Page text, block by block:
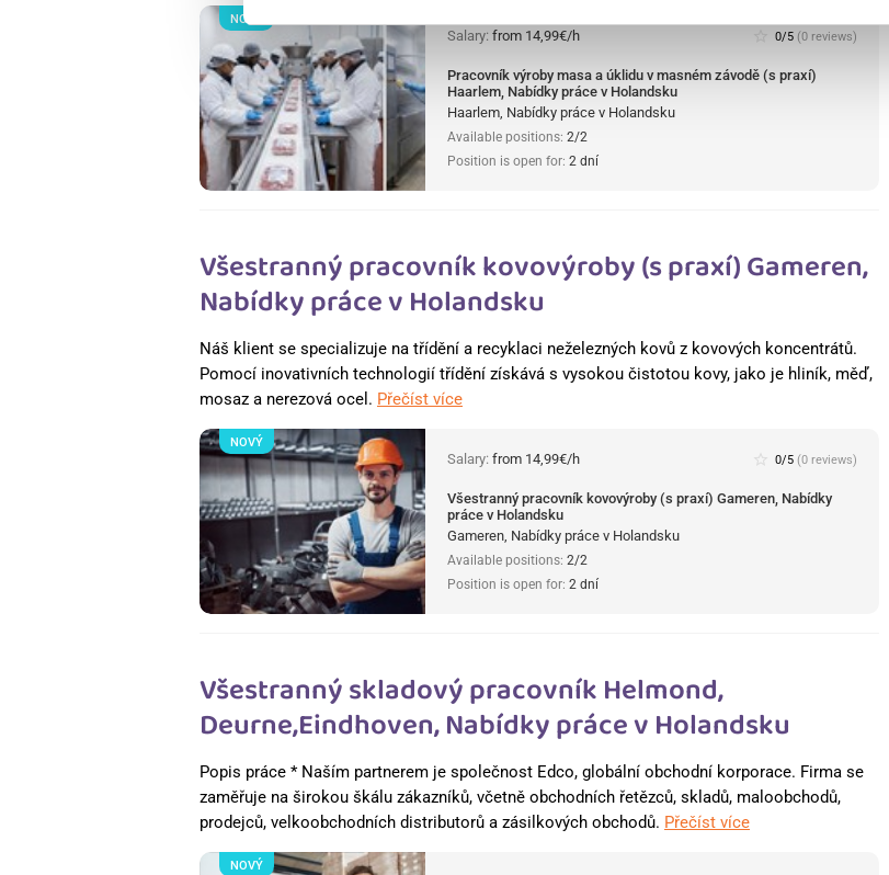
Salary: from 14,99€/h 0/5 (0 reviews)
Pracovník výroby masa a úklidu v masném závodě (s praxí)
Haarlem, Nabídky práce v Holandsku
Haarlem, Nabídky práce v Holandsku
Available positions: 2/2
Position is open for: 2 dní
NOVÝ
Všestranný pracovník kovovýroby (s praxí) Gameren,
Nabídky práce v Holandsku
Náš klient se specializuje na třídění a recyklaci neželezných kovů z kovových koncentrátů.
Pomocí inovativních technologií třídění získává s vysokou čistotou kovy, jako je hliník, měď,
mosaz a nerezová ocel. Přečíst více
Salary: from 14,99€/h star_border 0/5 (0 reviews)
Všestranný pracovník kovovýroby (s praxí) Gameren, Nabídky
práce v Holandsku
Gameren, Nabídky práce v Holandsku
Available positions: 2/2
Position is open for: 2 dní
NOVÝ
Všestranný skladový pracovník Helmond,
Deurne,Eindhoven, Nabídky práce v Holandsku
Popis práce * Naším partnerem je společnost Edco, globální obchodní korporace. Firma se
zaměřuje na širokou škálu zákazníků, včetně obchodních řetězců, skladů, maloobchodů,
prodejců, velkoobchodních distributorů a zásilkových obchodů. Přečíst více
NOVÝ